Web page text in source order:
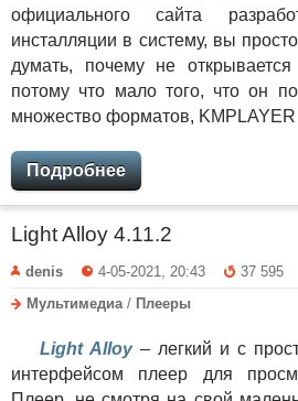
официального сайта
инсталляции в систему, вы
думать, почему не
потому что мало того, что он
множество форматов, KMPLAYER
Подробнее
Light Alloy 4.11.2
denis 4-05-2021, 20:43
37 595
Мультимедиа/ Плееры
Light Alloy– легкий и с
интерфейсом плеер для